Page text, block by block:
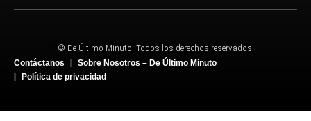
© De Último Minuto. Todos los derechos reservados.
Contáctanos
Sobre Nosotros – De Último Minuto
Política de privacidad